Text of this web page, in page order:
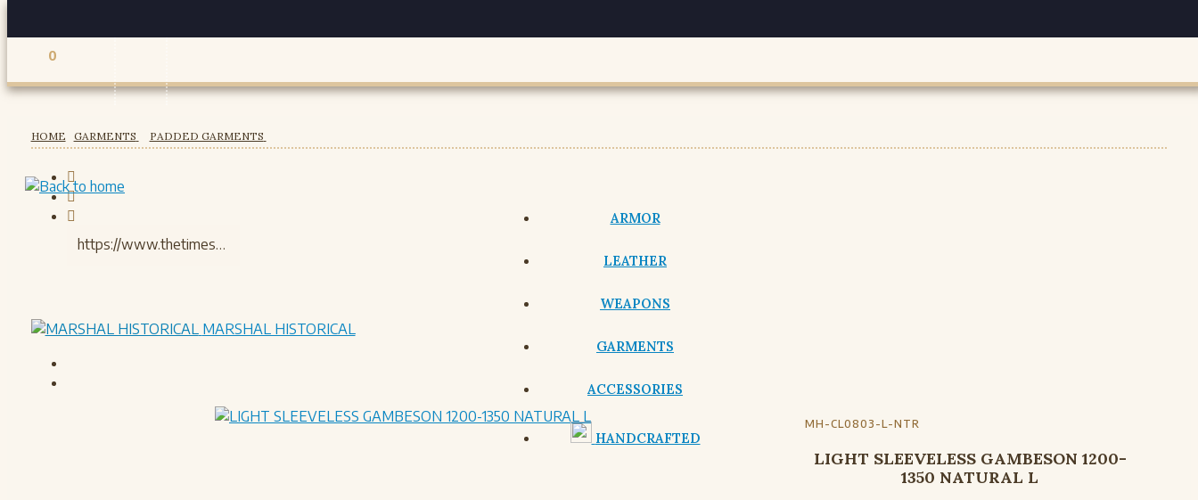
0
ARMOR
LEATHER
WEAPONS
GARMENTS
ACCESSORIES
HANDCRAFTED
HOME GARMENTS PADDED GARMENTS
MARSHAL HISTORICAL
MH-CL0803-L-NTR
LIGHT SLEEVELESS GAMBESON 1200-
1350 NATURAL L